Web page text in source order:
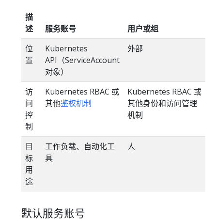
描
述
服务账号
用户或组
位
置
Kubernetes
API（ServiceAccount
对象）
外部
访
问
控
制
Kubernetes RBAC 或
其他鉴权机制
Kubernetes RBAC 或
其他身份和访问管理
机制
目
标
用
途
工作负载、自动化工
具
人
默认服务账号